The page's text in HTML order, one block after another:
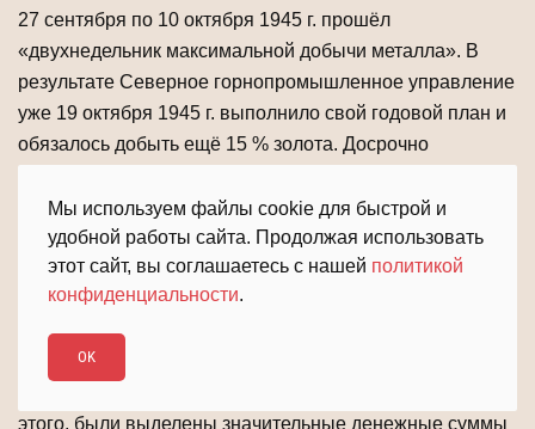
Мы используем файлы cookie для быстрой и
удобной работы сайта. Продолжая использовать
этот сайт, вы соглашаетесь с нашей политикой
конфиденциальности.
OK
27 сентября по 10 октября 1945 г. прошёл
«двухнедельник максимальной добычи металла». В
результате Северное горнопромышленное управление
уже 19 октября 1945 г. выполнило свой годовой план и
обязалось добыть ещё 15 % золота. Досрочно
Руководство Дальстроя дало разнарядку на
представление работников управлений к награждению
медалями «За победу над Германией в Великой
Отечественной войне» и «За доблестный труд». По
горнопромышленным управлениям и Индигирскому
районному геологоразведочному управлению к
этого, были выделены значительные денежные суммы